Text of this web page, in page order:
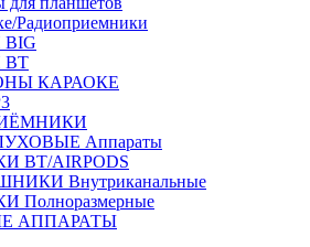
Радиоприемники
КАРАОКЕ
Аппараты
BT/AIRPODS
Внутриканальные
АППАРАТЫ